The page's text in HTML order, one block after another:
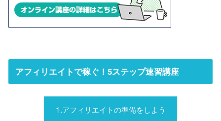
アフィリエイトで稼ぐ！5ステップ速習講座
1.アフィリエイトの準備をしよう